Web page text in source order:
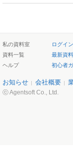
私の資料室 ログイン
資料一覧
最新資料
ヘルプ
初心者
お知らせ 会社概要
ⓒ Agentsoft Co., Ltd.